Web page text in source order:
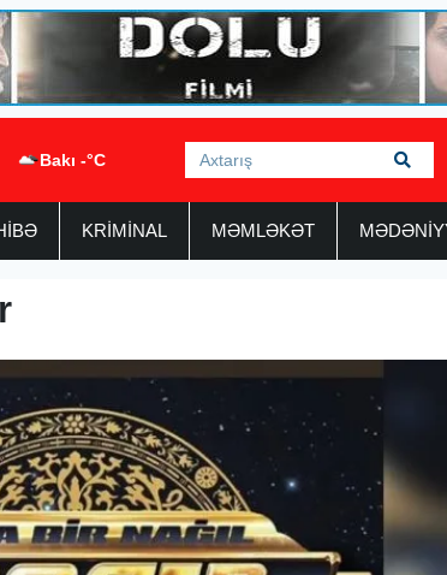
Bakı -°C
KRİMİNAL MƏMLƏKƏT